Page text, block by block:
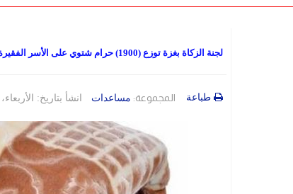
لجنة الزكاة بغزة توزع (1900) حرام شتوي على الأسر الفقيرة
المجموعة: مساعدات انشأ بتاريخ: الأربعاء، 16 آذار/مارس 2022 16:44 طباعة